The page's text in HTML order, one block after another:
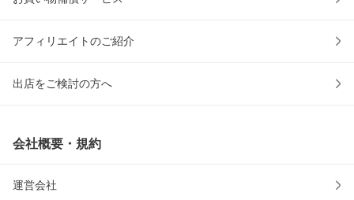
アフィリエイトのご紹介
出店をご検討の方へ
会社概要・規約
運営会社